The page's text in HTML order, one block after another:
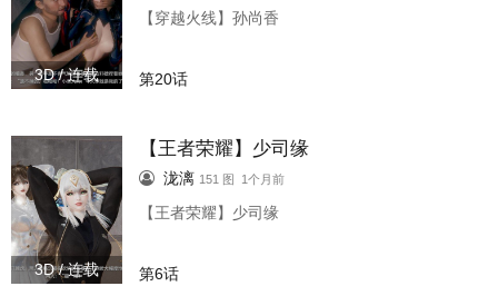
3D / 连载
【穿越火线】孙尚香
第20话
3D / 连载
【王者荣耀】少司缘
泷漓 151 图 1个月前
【王者荣耀】少司缘
第6话